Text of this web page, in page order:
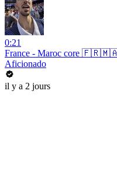
0:21
France - Maroc core
Aficionado
il y a 2 jours